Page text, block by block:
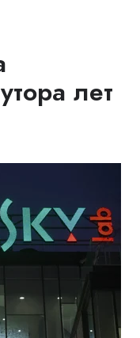
лет